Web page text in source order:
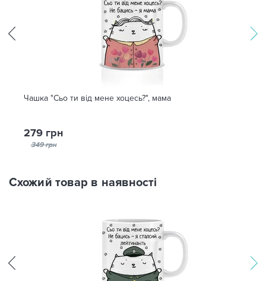
Чашка "Сьо ти від мене хоцесь?", мама
279 грн
349 грн
Схожий товар в наявності